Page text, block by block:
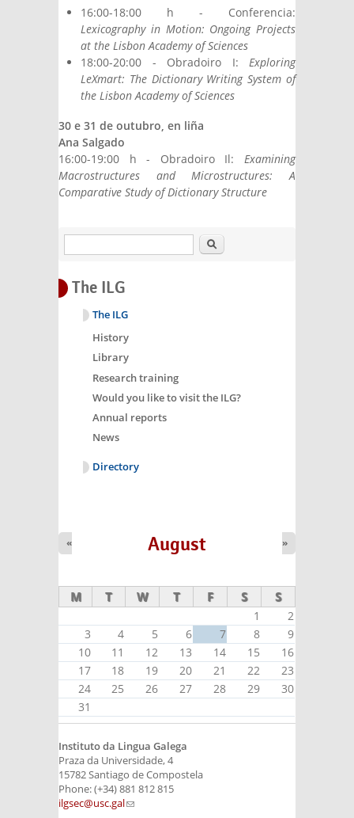
16:00-18:00 h - Conferencia:
Lexicography in Motion: Ongoing Projects
at the Lisbon Academy of Sciences
18:00-20:00 - Obradoiro I: Exploring
LeXmart: The Dictionary Writing System of
the Lisbon Academy of Sciences
30 e 31 de outubro, en liña
Ana Salgado
16:00-19:00 h - Obradoiro Il: Examining
Macrostructures and Microstructures: A
Comparative Study of Dictionary Structure
Search
The ILG
The ILG
History
Library
Research training
Would you like to visit the ILG?
Annual reports
News
Directory
August
« »
M T W T F S S
1
2
3
4 5 6 7 8
9
10
11 12 13 14 15
16
17
18 19 20 21 22
23
24
25 26 27 28 29
30
31
Instituto da Lingua Galega
Praza da Universidade, 4
15782 Santiago de Compostela
Phone: (+34) 881 812 815
ilgsec@usc.gal(link sends e-mail)